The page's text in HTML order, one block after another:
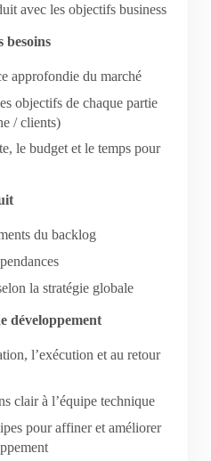
avec les objectifs business
besoins
approfondie du marché
objectifs de chaque partie
/ clients)
le budget et le temps pour
du backlog
la stratégie globale
développement
l’exécution et au retour
clair à l’équipe technique
pour affiner et améliorer